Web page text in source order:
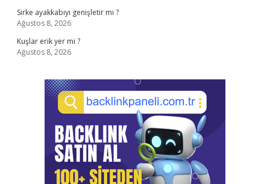
Sirke ayakkabıyı genişletir mi ?
Ağustos 8, 2026
Kuşlar erik yer mi ?
Ağustos 8, 2026